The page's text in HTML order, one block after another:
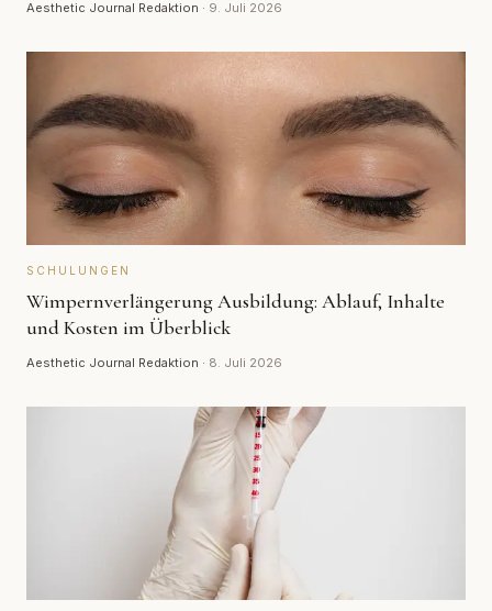
Aesthetic Journal Redaktion · 9. Juli 2026
SCHULUNGEN
Wimpernverlängerung Ausbildung: Ablauf, Inhalte
und Kosten im Überblick
Aesthetic Journal Redaktion · 8. Juli 2026